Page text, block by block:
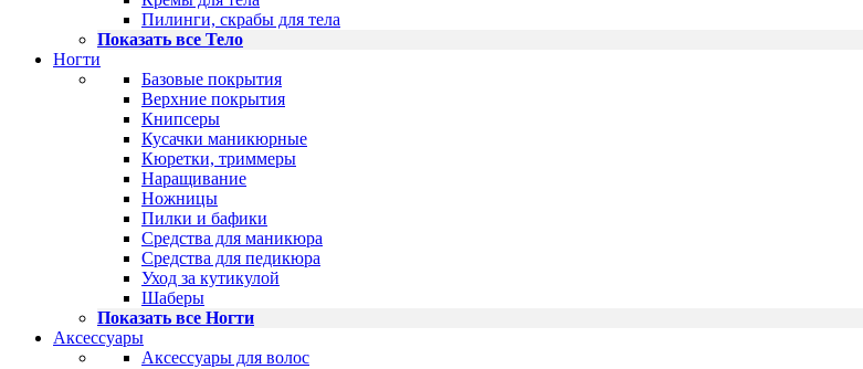
Пилинги, скрабы для тела
Показать все Тело
Ногти
Базовые покрытия
Верхние покрытия
Книпсеры
Кусачки маникюрные
Кюретки, триммеры
Наращивание
Ножницы
Пилки и бафики
Средства для маникюра
Средства для педикюра
Уход за кутикулой
Шаберы
Показать все Ногти
Аксессуары
Аксессуары для волос